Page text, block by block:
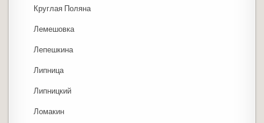
Круглая Поляна
Лемешовка
Лепешкина
Липница
Липницкий
Ломакин